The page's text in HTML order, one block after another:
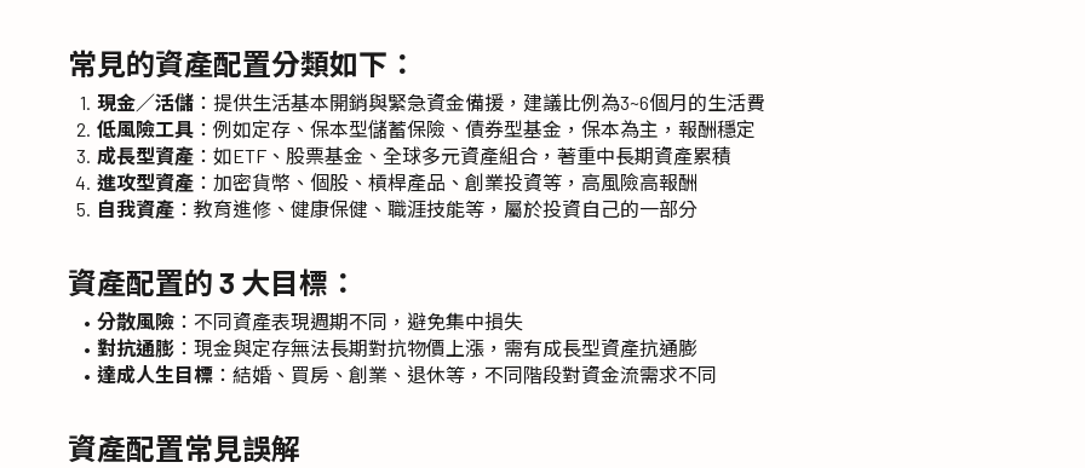
常見的資產配置分類如下：
現金／活儲 ：提供生活基本開銷與緊急資金備援，建議比例為3~6個月的生活費
低風險工具 ：例如定存、保本型儲蓄保險、債券型基金，保本為主，報酬穩定
成長型資產 ：如ETF、股票基金、全球多元資產組合，著重中長期資產累積
進攻型資產 ：加密貨幣、個股、槓桿產品、創業投資等，高風險高報酬
自我資產 ：教育進修、健康保健、職涯技能等，屬於投資自己的一部分
資產配置的 3 大目標：
分散風險 ：不同資產表現週期不同，避免集中損失
對抗通膨 ：現金與定存無法長期對抗物價上漲，需有成長型資產抗通膨
達成人生目標 ：結婚、買房、創業、退休等，不同階段對資金流需求不同
資產配置常見誤解